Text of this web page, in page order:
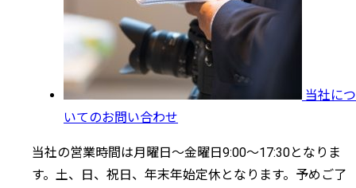
当社につ
いてのお問い合わせ
当社の営業時間は月曜日～金曜日9:00～17:30となりま
す。土、日、祝日、年末年始定休となります。予めご了